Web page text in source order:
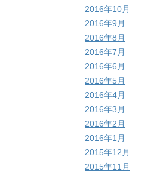
2016年10月
2016年9月
2016年8月
2016年7月
2016年6月
2016年5月
2016年4月
2016年3月
2016年2月
2016年1月
2015年12月
2015年11月